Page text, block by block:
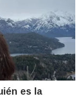
es la